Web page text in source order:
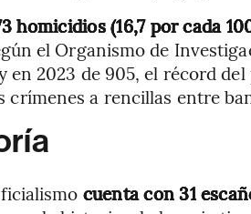
homicidios (16,7 por cada
el Organismo de
en 2023 de 905, el récord
crímenes a rencillas entre
cuenta con 31